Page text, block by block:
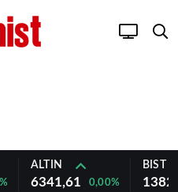
ALTIN
6341,61 0,00%
BIST